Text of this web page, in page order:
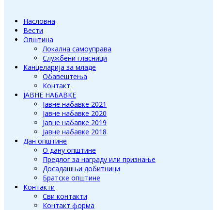
Насловна
Вести
Општина
Локална самоуправа
Службени гласници
Канцеларија за младе
Обавештења
Контакт
ЈАВНЕ НАБАВКЕ
Јавне набавке 2021
Јавне набавке 2020
Јавне набавке 2019
Јавне набавке 2018
Дан општине
О дану општине
Предлог за награду или признање
Досадашњи добитници
Братске општине
Контакти
Сви контакти
Контакт форма